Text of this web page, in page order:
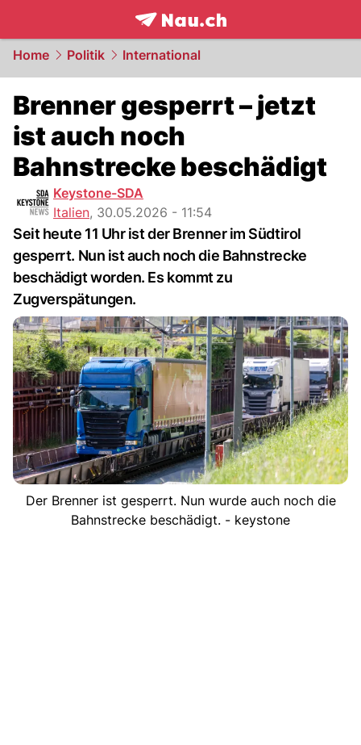
frontpage.NAU.ch
Home Politik International
Brenner gesperrt – jetzt
ist auch noch
Bahnstrecke beschädigt
Keystone-SDA
Italien, 30.05.2026 - 11:54
Seit heute 11 Uhr ist der Brenner im Südtirol
gesperrt. Nun ist auch noch die Bahnstrecke
beschädigt worden. Es kommt zu
Zugverspätungen.
Der Brenner ist gesperrt. Nun wurde auch noch die
Bahnstrecke beschädigt. - keystone